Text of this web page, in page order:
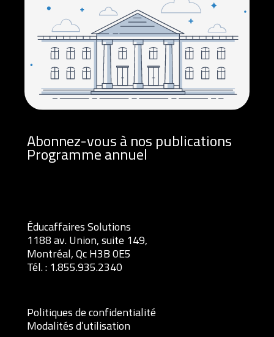
Abonnez-vous à nos publications
Programme annuel
Éducaffaires Solutions
1188 av. Union, suite 149,
Montréal, Qc H3B 0E5
Tél. :1.855.935.2340
Politiques de confidentialité
Modalités d’utilisation